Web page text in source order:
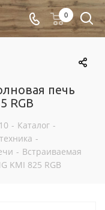
0
печь
RGB
- Каталог -
-
- Встраиваемая
KMI 825 RGB